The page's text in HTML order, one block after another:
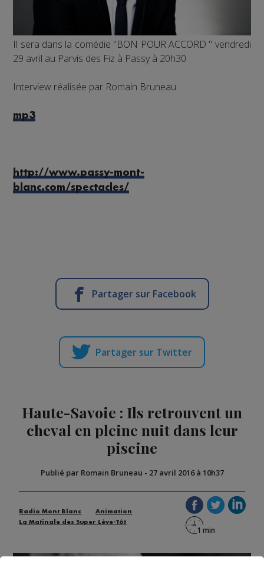
Il sera dans la comédie "BON POUR ACCORD " vendredi
29 avril au Parvis des Fiz à Passy à 20h30
Interview réalisée par Romain Bruneau.
mp3
http://www.passy-mont-
blanc.com/spectacles/
Partager sur Facebook
Partager sur Twitter
Haute-Savoie : Ils retrouvent un
cheval en pleine nuit dans leur
piscine
Publié par Romain Bruneau - 27 avril 2016 à 10h37
Radio Mont Blanc
Animation
La Matinale des Super Lève-Tôt